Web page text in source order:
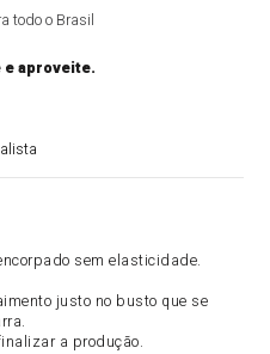
todo o Brasil
e aproveite.
sem elasticidade.
justo no busto que se
a produção.